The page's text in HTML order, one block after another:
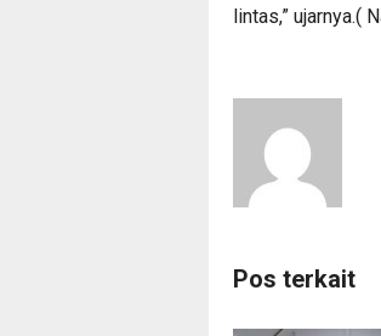
lintas,” ujarnya.(
Pos terkait